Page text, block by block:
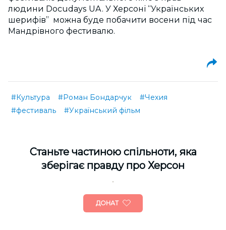
людини Docudays UA. У Херсоні “Українських
шерифів” можна буде побачити восени під час
Мандрівного фестивалю.
#Культура #Роман Бондарчук
#Чехия
#фестиваль
#Український фільм
Cтаньте частиною спільноти, яка
зберігає правду про Херсон
ДОНАТ